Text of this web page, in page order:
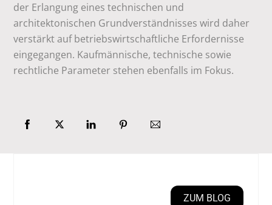
der Erlangung eines technischen und
architektonischen Grundverständnisses wird daher
verstärkt auf betriebswirtschaftliche Erfordernisse
eingegangen. Kaufmännische, technische sowie
rechtliche Parameter stehen ebenfalls im Fokus.
ZUM BLOG